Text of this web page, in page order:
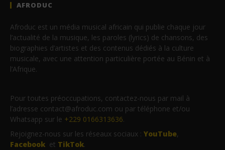
AFRODUC
Afroduc est un média musical africain qui publie chaque jour
l’actualité de la musique, les paroles (lyrics) de chansons, des
biographies d’artistes et des contenus dédiés à la culture
musicale, avec une attention particulière portée au Bénin et à
l’Afrique.
Pour toutes préoccupations, contactez-nous par mail à
l’adresse contact@afroduc.com ou par téléphone et/ou
Whatsapp sur le +229 0166313636.
Rejoignez-nous sur les réseaux sociaux : YouTube,
Facebook et TikTok.